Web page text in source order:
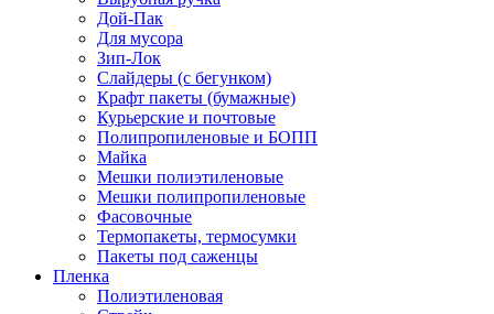
Дой-Пак
Для мусора
Зип-Лок
Слайдеры (с бегунком)
Крафт пакеты (бумажные)
Курьерские и почтовые
Полипропиленовые и БОПП
Майка
Мешки полиэтиленовые
Мешки полипропиленовые
Фасовочные
Термопакеты, термосумки
Пакеты под саженцы
Пленка
Полиэтиленовая